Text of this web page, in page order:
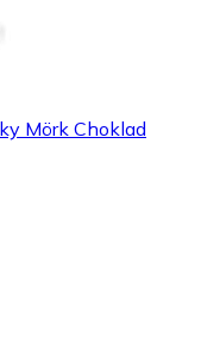
Mörk Choklad